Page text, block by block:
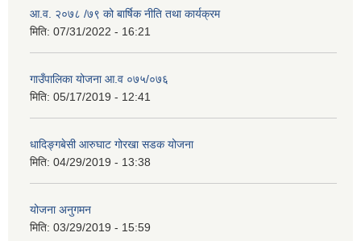
आ.व. २०७८ /७९ को बार्षिक नीति तथा कार्यक्रम
मिति: 07/31/2022 - 16:21
गाउँपालिका योजना आ.व ०७५/०७६
मिति: 05/17/2019 - 12:41
धादिङ्गबेसी आरुघाट गोरखा सडक योजना
मिति: 04/29/2019 - 13:38
योजना अनुगमन
मिति: 03/29/2019 - 15:59